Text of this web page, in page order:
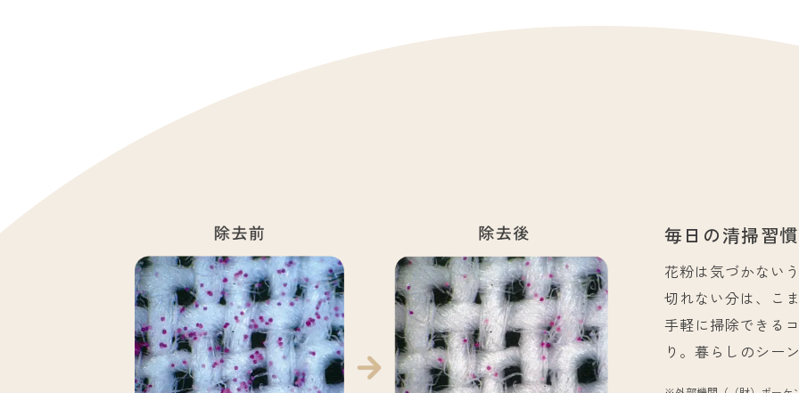
毎日の清掃習
花粉は気づかない
切れない分は、こ
手軽に掃除できる
り。暮らしのシー